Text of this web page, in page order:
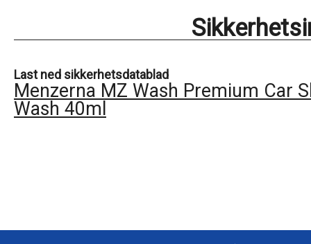
Last ned sikkerhetsdatablad
Menzerna MZ Wash Premium Car
Wash 40ml